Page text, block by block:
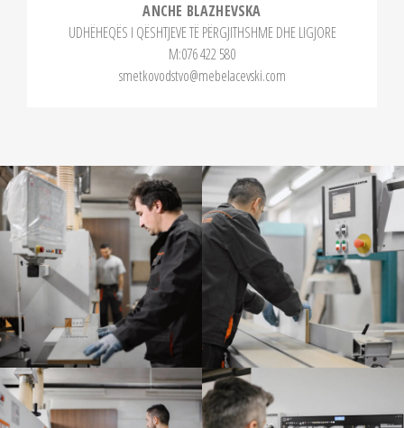
ANCHE BLAZHEVSKA
UDHËHEQËS I QËSHTJEVE TË PËRGJITHSHME DHE LIGJORE
М:076 422 580
smetkovodstvo@mebelacevski.com